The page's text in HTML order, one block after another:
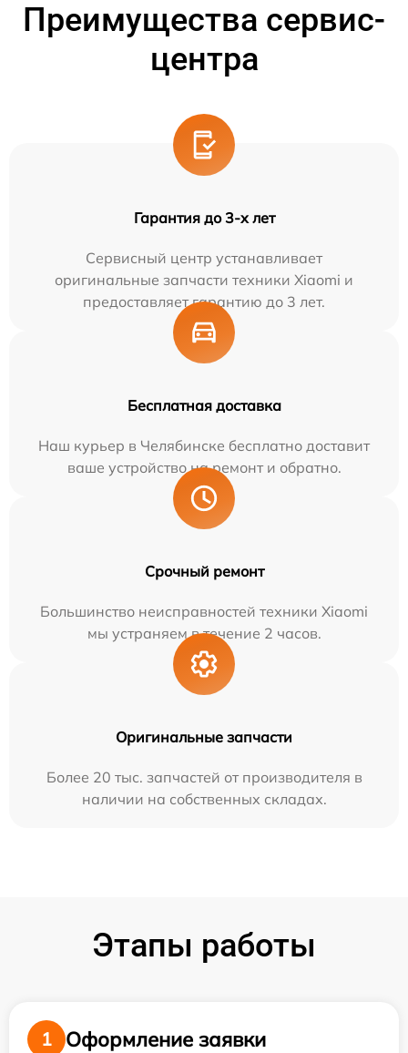
Преимущества сервис-
центра
Гарантия до 3-х лет
Сервисный центр устанавливает
оригинальные запчасти техники Xiaomi и
предоставляет гарантию до 3 лет.
Бесплатная доставка
Наш курьер в Челябинске бесплатно доставит
ваше устройство на ремонт и обратно.
Срочный ремонт
Большинство неисправностей техники Xiaomi
мы устраняем в течение 2 часов.
Оригинальные запчасти
Более 20 тыс. запчастей от производителя в
наличии на собственных складах.
Этапы работы
1
Оформление заявки